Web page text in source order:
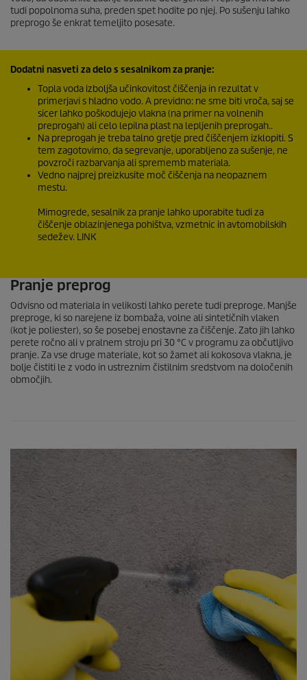
tudi popolnoma suha, preden spet hodite po njej. Po sušenju lahko
preprogo še enkrat temeljito posesate.
Dodatni nasveti za delo s sesalnikom za pranje:
Topla voda izboljša učinkovitost čiščenja in rezultat v
primerjavi s hladno vodo. A previdno: ne sme biti vroča, saj se
sicer lahko poškodujejo vlakna (na primer na volnenih
preprogah) ali celo lepilna plast na lepljenih preprogah..
Na preprogah je treba talno gretje pred čiščenjem izklopiti. S
tem zagotovimo, da segrevanje, uporabljeno za sušenje, ne
povzroči razbarvanja ali sprememb materiala.
Vedno najprej preizkusite moč čiščenja na neopaznem
mestu.
Mimogrede, sesalnik za pranje lahko uporabite tudi za
čiščenje oblazinjenega pohištva, vzmetnic in avtomobilskih
sedežev. LINK
Pranje preprog
Odvisno od materiala in velikosti lahko perete tudi preproge. Manjše
preproge, ki so narejene iz bombaža, volne ali sintetičnih vlaken
(kot je poliester), so še posebej enostavne za čiščenje. Zato jih lahko
perete ročno ali v pralnem stroju pri 30 °C v programu za občutljivo
pranje. Za vse druge materiale, kot so žamet ali kokosova vlakna, je
bolje čistiti le z vodo in ustreznim čistilnim sredstvom na določenih
območjih.